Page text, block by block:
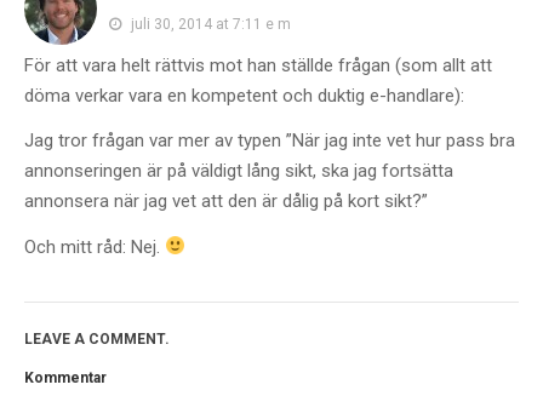
juli 30, 2014 at 7:11 e m
För att vara helt rättvis mot han ställde frågan (som allt att
döma verkar vara en kompetent och duktig e-handlare):
Jag tror frågan var mer av typen ”När jag inte vet hur pass bra
annonseringen är på väldigt lång sikt, ska jag fortsätta
annonsera när jag vet att den är dålig på kort sikt?”
Och mitt råd: Nej.
LEAVE A COMMENT.
Kommentar